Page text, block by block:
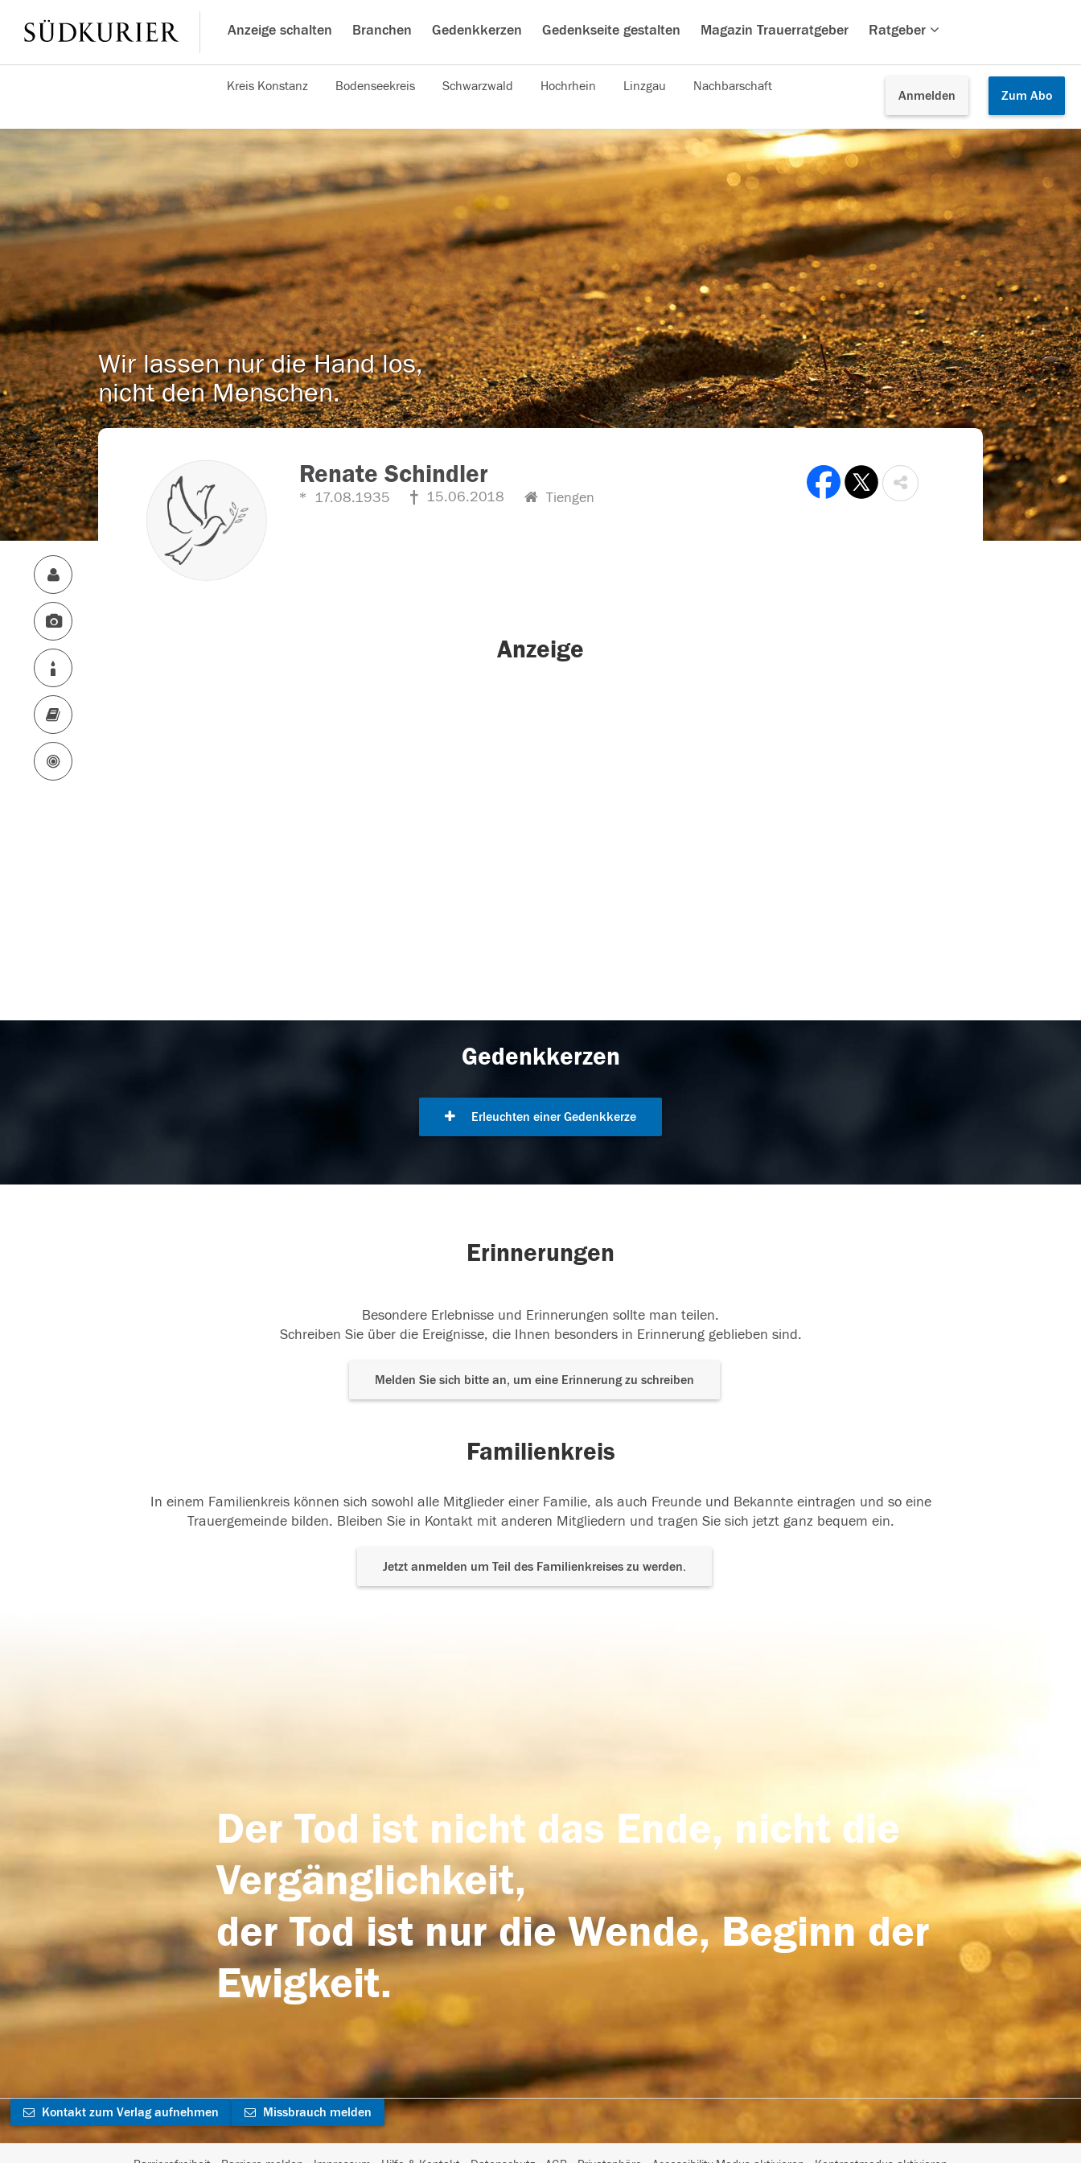
Anzeige schalten Branchen Gedenkkerzen Gedenkseite gestalten Magazin Trauerratgeber Ratgeber
Anmelden Zum Abo
Kreis Konstanz Bodenseekreis Schwarzwald Hochrhein Linzgau Nachbarschaft
Wir lassen nur die Hand los,
nicht den Menschen.
Renate Schindler
17.08.1935 15.06.2018 Tiengen
Anzeige
Gedenkkerzen
Erleuchten einer Gedenkkerze
Erinnerungen
Besondere Erlebnisse und Erinnerungen sollte man teilen.
Schreiben Sie über die Ereignisse, die Ihnen besonders in Erinnerung geblieben sind.
Melden Sie sich bitte an, um eine Erinnerung zu schreiben
Familienkreis
In einem Familienkreis können sich sowohl alle Mitglieder einer Familie, als auch Freunde und Bekannte eintragen und so eine
Trauergemeinde bilden. Bleiben Sie in Kontakt mit anderen Mitgliedern und tragen Sie sich jetzt ganz bequem ein.
Jetzt anmelden um Teil des Familienkreises zu werden.
Der Tod ist nicht das Ende, nicht die
Vergänglichkeit,
der Tod ist nur die Wende, Beginn der
Ewigkeit.
Kontakt zum Verlag aufnehmen Missbrauch melden